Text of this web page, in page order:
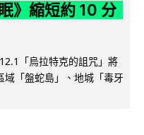
》縮短約 10 分
「烏拉特克的詛咒」將
「盤蛇島」、地城「毒牙